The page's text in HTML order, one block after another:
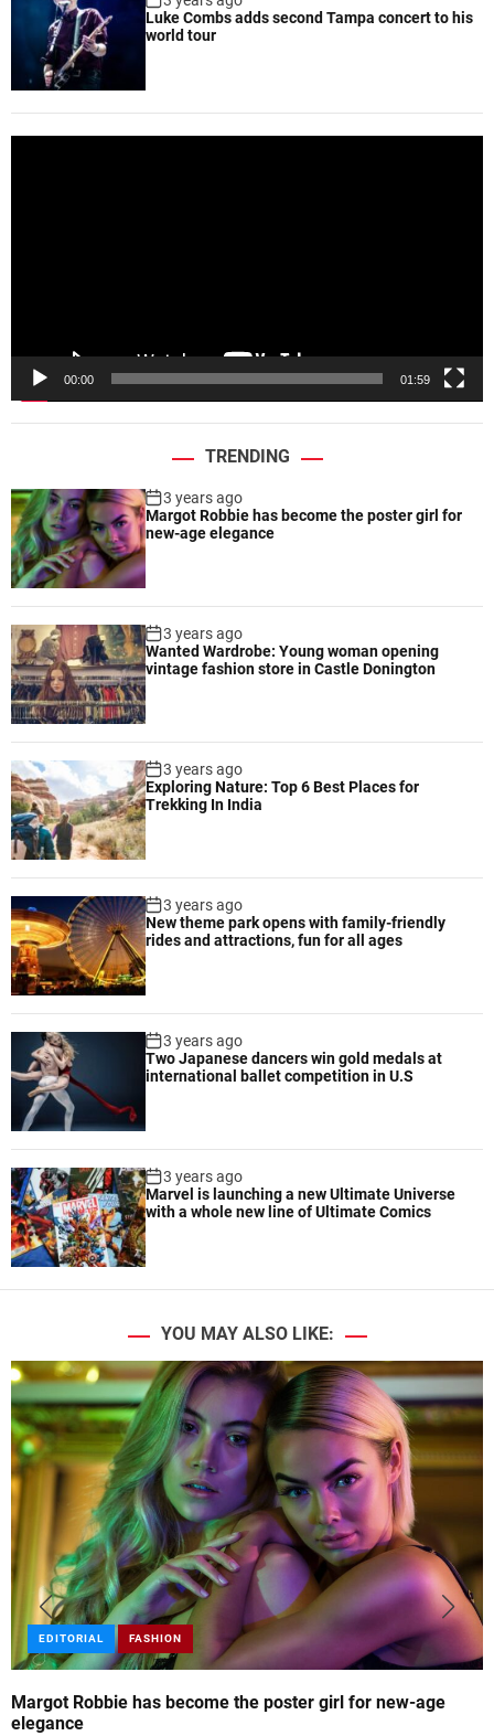
Luke Combs adds second Tampa concert to his
world tour
00:00 01:59
TRENDING
3 years ago
Margot Robbie has become the poster girl for
new-age elegance
3 years ago
Wanted Wardrobe: Young woman opening
vintage fashion store in Castle Donington
3 years ago
Exploring Nature: Top 6 Best Places for
Trekking In India
3 years ago
New theme park opens with family-friendly
rides and attractions, fun for all ages
3 years ago
Two Japanese dancers win gold medals at
international ballet competition in U.S
3 years ago
Marvel is launching a new Ultimate Universe
with a whole new line of Ultimate Comics
YOU MAY ALSO LIKE:
EDITORIAL FASHION
Margot Robbie has become the poster girl for new-age
elegance